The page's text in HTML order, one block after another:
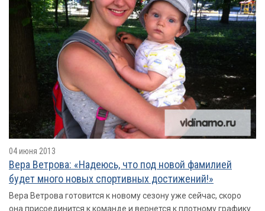
04 июня 2013
Вера Ветрова: «Надеюсь, что под новой фамилией
будет много новых спортивных достижений!»
Вера Ветрова готовится к новому сезону уже сейчас, скоро
она присоединится к команде и вернется к плотному графику